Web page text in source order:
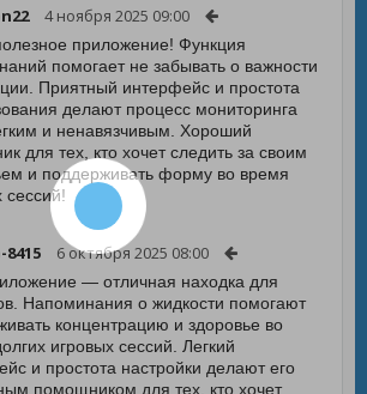
4 ноября 2025 09:00
приложение! Функция
помогает не забывать о важности
Приятный интерфейс и простота
делают процесс мониторинга
и ненавязчивым. Хороший
для тех, кто хочет следить за своим
и поддерживать форму во время
сессий!
6 октября 2025 08:00
— отличная находка для
Напоминания о жидкости помогают
концентрацию и здоровье во
игровых сессий. Легкий
и простота настройки делают его
помощником для тех, кто хочет